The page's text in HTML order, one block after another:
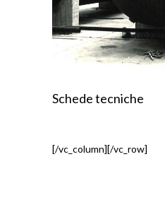
Schede tecniche
[/vc_column][/vc_row]